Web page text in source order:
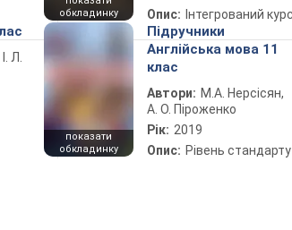
обкладинку
Опис: Інтегрований курс
Л.
показати
обкладинку
Підручники
Англійська мова 11
клас
Автори: М.А. Нерсісян,
А. О. Піроженко
Рік: 2019
Опис: Рівень стандарту